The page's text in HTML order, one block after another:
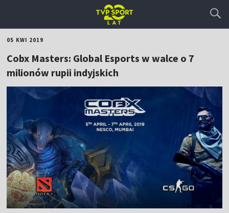
05 KWI 2019
Cobx Masters: Global Esports w walce o 7
milionów rupii indyjskich